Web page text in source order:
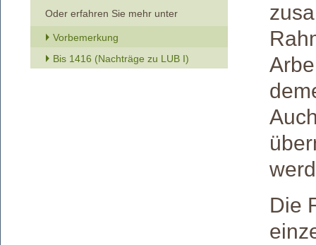
Oder erfahren Sie mehr unter
Vorbemerkung
Bis 1416 (Nachträge zu LUB I)
Die